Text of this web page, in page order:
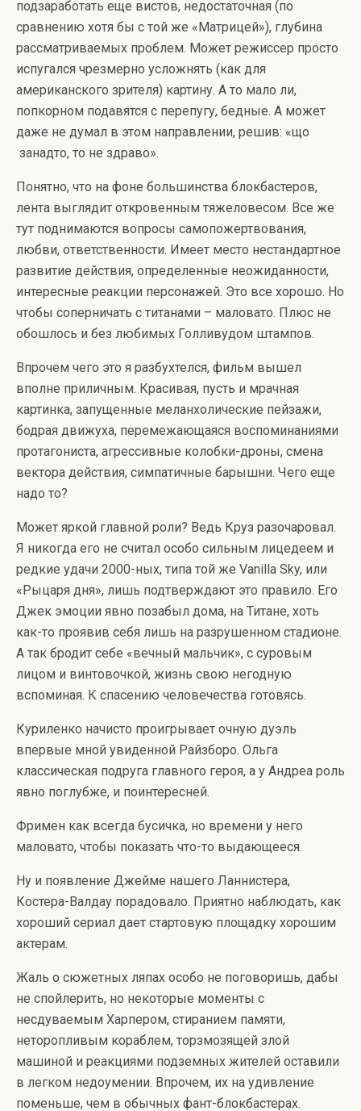
подзаработать еще вистов, недостаточная (по
сравнению хотя бы с той же «Матрицей»), глубина
рассматриваемых проблем. Может режиссер просто
испугался чрезмерно усложнять (как для
американского зрителя) картину. А то мало ли,
попкорном подавятся с перепугу, бедные. А может
даже не думал в этом направлении, решив: «що
занадто, то не здраво».
Понятно, что на фоне большинства блокбастеров,
лента выглядит откровенным тяжеловесом. Все же
тут поднимаются вопросы самопожертвования,
любви, ответственности. Имеет место нестандартное
развитие действия, определенные неожиданности,
интересные реакции персонажей. Это все хорошо. Но
чтобы соперничать с титанами – маловато. Плюс не
обошлось и без любимых Голливудом штампов.
Впрочем чего это я разбухтелся, фильм вышел
вполне приличным. Красивая, пусть и мрачная
картинка, запущенные меланхолические пейзажи,
бодрая движуха, перемежающаяся воспоминаниями
протагониста, агрессивные колобки-дроны, смена
вектора действия, симпатичные барышни. Чего еще
надо то?
Может яркой главной роли? Ведь Круз разочаровал.
Я никогда его не считал особо сильным лицедеем и
редкие удачи 2000-ных, типа той же Vanilla Sky, или
«Рыцаря дня», лишь подтверждают это правило. Его
Джек эмоции явно позабыл дома, на Титане, хоть
как-то проявив себя лишь на разрушенном стадионе.
А так бродит себе «вечный мальчик», с суровым
лицом и винтовочкой, жизнь свою негодную
вспоминая. К спасению человечества готовясь.
Куриленко начисто проигрывает очную дуэль
впервые мной увиденной Райзборо. Ольга
классическая подруга главного героя, а у Андреа роль
явно поглубже, и поинтересней.
Фримен как всегда бусичка, но времени у него
маловато, чтобы показать что-то выдающееся.
Ну и появление Джейме нашего Ланнистера,
Костера-Валдау порадовало. Приятно наблюдать, как
хороший сериал дает стартовую площадку хорошим
актерам.
Жаль о сюжетных ляпах особо не поговоришь, дабы
не спойлерить, но некоторые моменты с
несдуваемым Харпером, стиранием памяти,
неторопливым кораблем, торзмозящей злой
машиной и реакциями подземных жителей оставили
в легком недоумении. Впрочем, их на удивление
поменьше, чем в обычных фант-блокбастерах.